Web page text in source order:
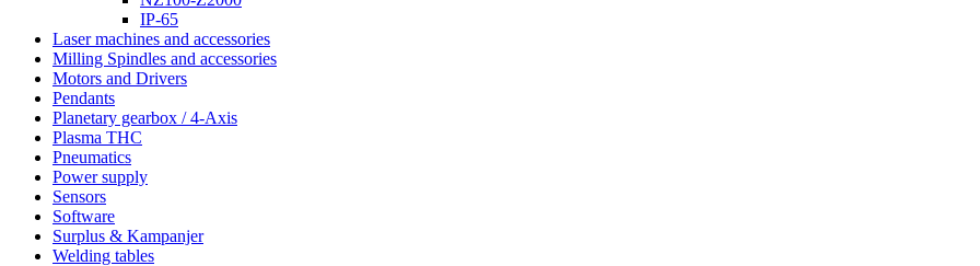
IP-65
Laser machines and accessories
Milling Spindles and accessories
Motors and Drivers
Pendants
Planetary gearbox / 4-Axis
Plasma THC
Pneumatics
Power supply
Sensors
Software
Surplus & Kampanjer
Welding tables